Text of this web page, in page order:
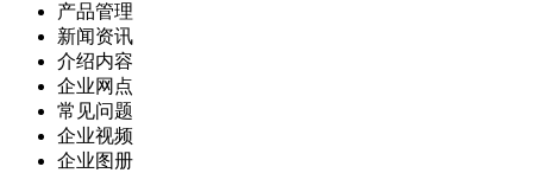
产品管理
新闻资讯
介绍内容
企业网点
常见问题
企业视频
企业图册